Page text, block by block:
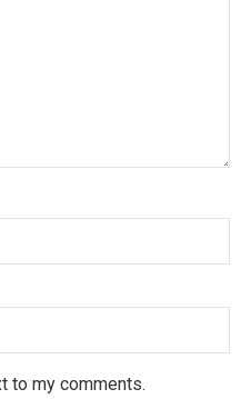
to my comments.